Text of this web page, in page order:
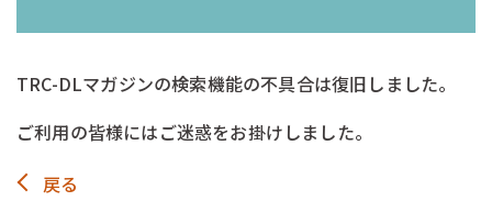
TRC-DLマガジンの検索機能の不具合は復旧しました。
ご利用の皆様にはご迷惑をお掛けしました。
戻る